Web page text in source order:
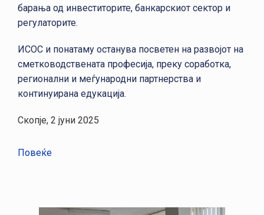
барања од инвеститорите, банкарскиот сектор и
регулаторите.
ИСОС и понатаму останува посветен на развојот на
сметководствената професија, преку соработка,
регионални и меѓународни партнерства и
континуирана едукација.
Скопје, 2 јуни 2025
Повеќе